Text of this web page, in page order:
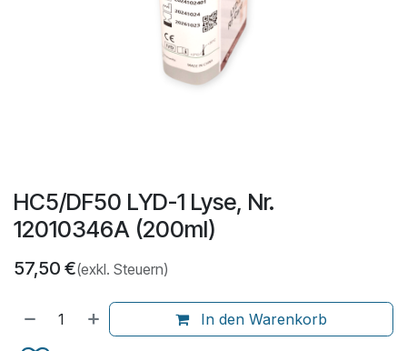
HC5/DF50 LYD-1 Lyse, Nr.
12010346A (200ml)
57,50 €(exkl. Steuern)
In den Warenkorb